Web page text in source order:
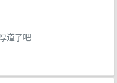
道了吧